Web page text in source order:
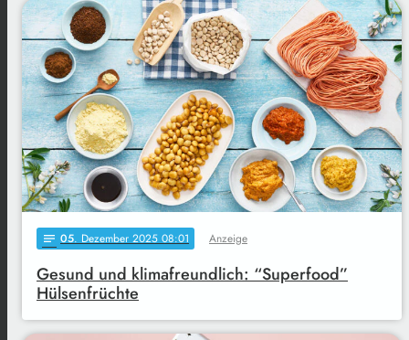
notes 05. Dezember 2025 08:01 Anzeige
Gesund und klimafreundlich: “Superfood”
Hülsenfrüchte